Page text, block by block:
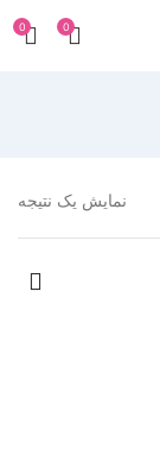
0
0
نمایش یک نتیجه